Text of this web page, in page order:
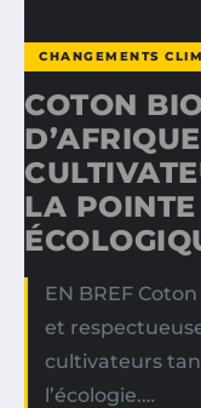
CHANGEMENTS
COTON
LA
EN BREF
et
cultivateurs
l’écologie.…